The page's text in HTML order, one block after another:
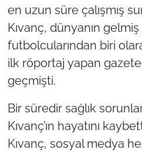
en uzun süre çalışmış
Kıvanç, dünyanın
futbolcularından biri
ilk röportaj yapan
geçmişti.
Bir süredir sağlık
Kıvanç’ın hayatını
Kıvanç, sosyal medya
TEKİRDAĞ
KIRKLARELİ
ÇANAKKALE
TÜRKİYE